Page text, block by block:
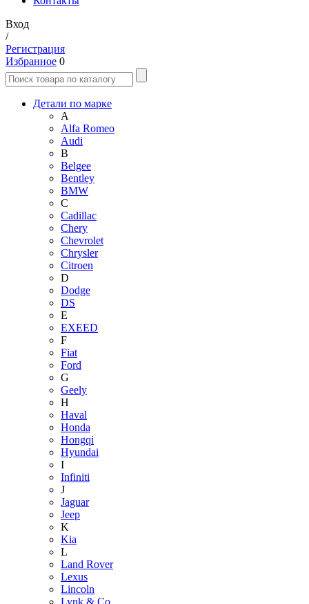
Вход
/
Регистрация
Избранное 0
Детали по марке
A
Alfa Romeo
Audi
B
Belgee
Bentley
BMW
C
Cadillac
Chery
Chevrolet
Chrysler
Citroen
D
Dodge
DS
E
EXEED
F
Fiat
Ford
G
Geely
H
Haval
Honda
Hongqi
Hyundai
I
Infiniti
J
Jaguar
Jeep
K
Kia
L
Land Rover
Lexus
Lincoln
Lynk & Co